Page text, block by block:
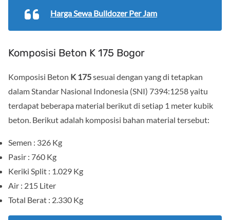
Harga Sewa Bulldozer Per Jam
Komposisi Beton K 175 Bogor
Komposisi Beton K 175sesuai dengan yang di tetapkan
dalam Standar Nasional Indonesia (SNI) 7394:1258 yaitu
terdapat beberapa material berikut di setiap 1 meter kubik
beton. Berikut adalah komposisi bahan material tersebut:
Semen : 326 Kg
Pasir : 760 Kg
Keriki Split : 1.029 Kg
Air : 215 Liter
Total Berat : 2.330 Kg